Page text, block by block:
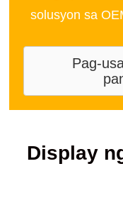
solusyon sa
Pag-
Display